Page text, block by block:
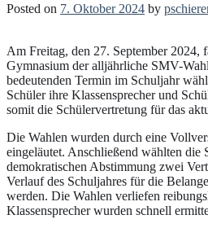
Posted on 7. Oktober 2024 by
Am Freitag, den 27. September 2024,
Gymnasium der alljährliche SMV-
bedeutenden Termin im Schuljahr
Schüler ihre Klassensprecher und
somit die Schülervertretung für das
Die Wahlen wurden durch eine
eingeläutet. Anschließend wählten die
demokratischen Abstimmung zwei
Verlauf des Schuljahres für die
werden. Die Wahlen verliefen
Klassensprecher wurden schnell